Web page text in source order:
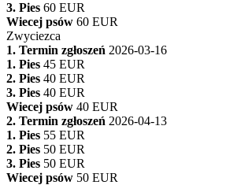
3. Pies 60 EUR
Wiecej psów 60 EUR
Zwyciezca
1. Termin zgłoszeń 2026-03-16
1. Pies 45 EUR
2. Pies 40 EUR
3. Pies 40 EUR
Wiecej psów 40 EUR
2. Termin zgłoszeń 2026-04-13
1. Pies 55 EUR
2. Pies 50 EUR
3. Pies 50 EUR
Wiecej psów 50 EUR